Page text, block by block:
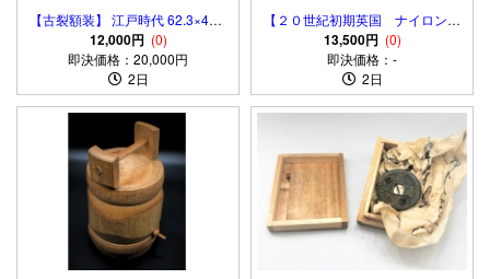
【古裂額装】 江戸時代 62.3×45.8
ｃｍ
12,000円 (0)
即決価格：20,000円
2日
【２０世紀初期英国 ナイロンヘ
アブラシ】 金銅彫金/ベークラ
イト色絵 刻印：NYLON MADE
IN ENGLAND 1910～20年代
13,500円 (0)
即決価格：-
2日